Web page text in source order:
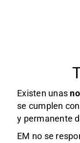
Existen unas
se cumplen
y permanente
EM no se